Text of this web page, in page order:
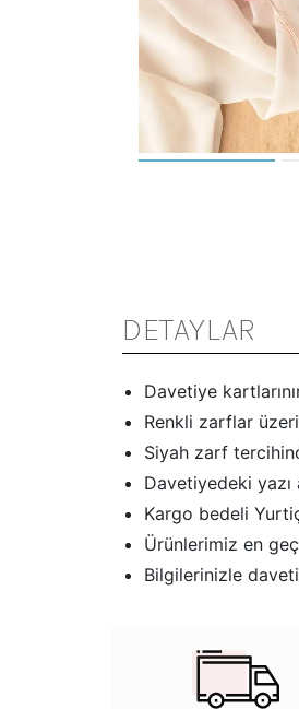
DETAYLAR
Davetiye
Renkli zarflar
Siyah zarf
Davetiyedeki
Kargo bedeli
Ürünlerimiz en
Bilgilerinizle